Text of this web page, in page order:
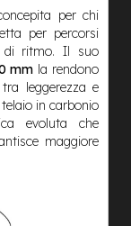
per chi
per percorsi
di ritmo. Il suo
mm la rendono
leggerezza e
in carbonio
evoluta che
maggiore